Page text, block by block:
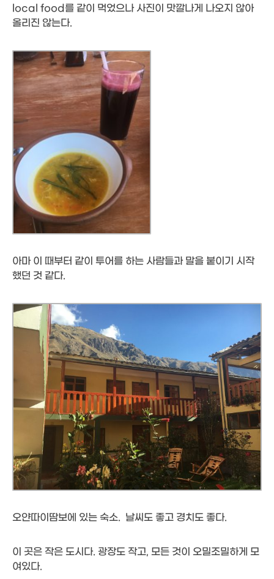
local food를 같이 먹었으나 사진이 맛깔나게 나오지 않아
올리진 않는다.
아마 이 때부터 같이 투어를 하는 사람들과 말을 붙이기 시작
했던 것 같다.
오얀따이땀보에 있는 숙소. 날씨도 좋고 경치도 좋다.
이 곳은 작은 도시다. 광장도 작고, 모든 것이 오밀조밀하게 모
여있다.